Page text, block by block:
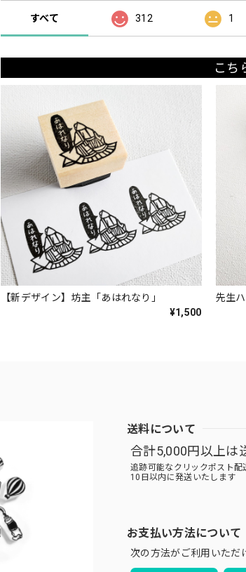
すべて 312 1
こち
【新デザイン】坊主「あはれなり」
¥1,500
先生
送料について
合計5,000円以上は
追跡可能なクリックポスト配
10日以内に発送いたします
お支払い方法について
次の方法がご利用いただ